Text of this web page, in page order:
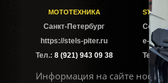
МОТОТЕХНИКА
Cанкт-Петербург
https://stels-piter.ru
Тел.: 8 (921) 943 09 38
e-mail:
Тел.:8
Информация на сайте носит